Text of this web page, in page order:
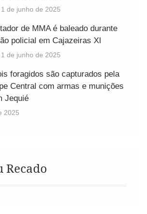
1 de junho de 2025
de MMA é baleado durante
policial em Cajazeiras XI
1 de junho de 2025
foragidos são capturados pela
Central com armas e munições
Jequié
2025
Recado